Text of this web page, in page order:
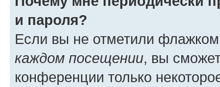
и пароля?
Если вы не отметили
каждом посещении, вы
конференции только